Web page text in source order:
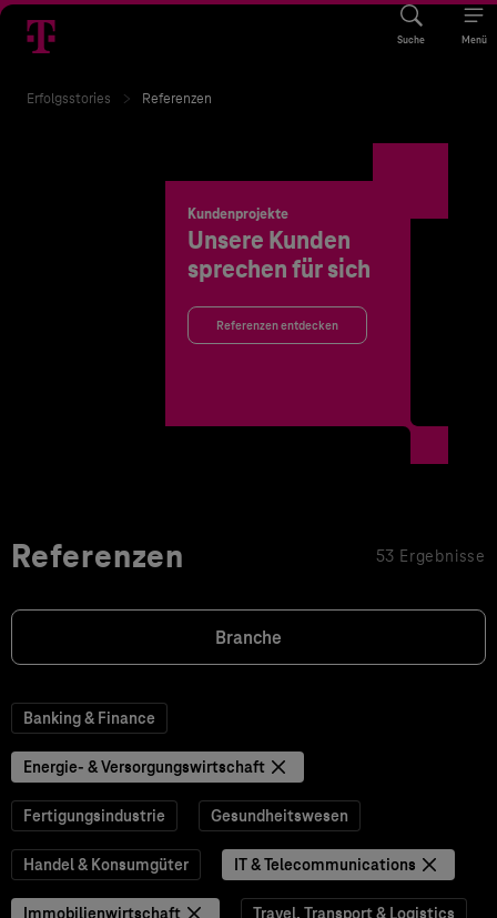
Suche Menü
Erfolgsstories Referenzen
Kundenprojekte
Unsere Kunden
sprechen für sich
Referenzen entdecken
Referenzen 53 Ergebnisse
Branche
Banking & Finance
Energie- & Versorgungswirtschaft
Fertigungsindustrie Gesundheitswesen
Handel & Konsumgüter IT & Telecommunications
Immobilienwirtschaft Travel, Transport & Logistics